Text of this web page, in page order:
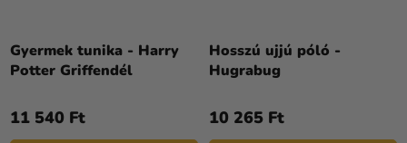
Gyermek tunika - Harry
Potter Griffendél
11 540 Ft
Hosszú ujjú póló -
Hugrabug
10 265 Ft